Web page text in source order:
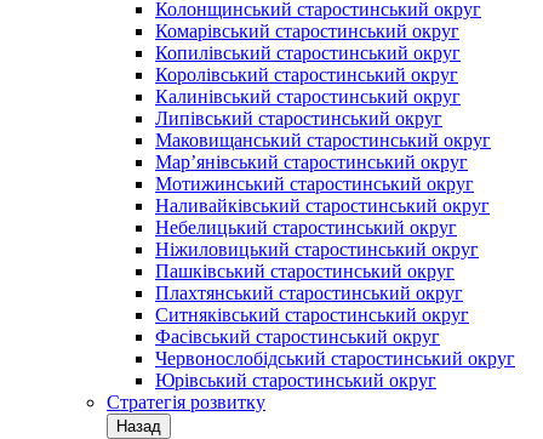
Колонщинський старостинський округ
Комарівський старостинський округ
Копилівський старостинський округ
Королівський старостинський округ
Калинівський старостинський округ
Липівський старостинський округ
Маковищанський старостинський округ
Мар’янівський старостинський округ
Мотижинський старостинський округ
Наливайківський старостинський округ
Небелицький старостинський округ
Ніжиловицький старостинський округ
Пашківський старостинський округ
Плахтянський старостинський округ
Ситняківський старостинський округ
Фасівський старостинський округ
Червонослобідський старостинський округ
Юрівський старостинський округ
Стратегія розвитку
Назад